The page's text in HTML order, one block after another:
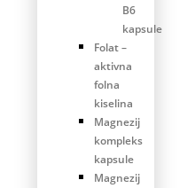
B6
kapsule
Folat –
aktivna
folna
kiselina
Magnezij
kompleks
kapsule
Magnezij